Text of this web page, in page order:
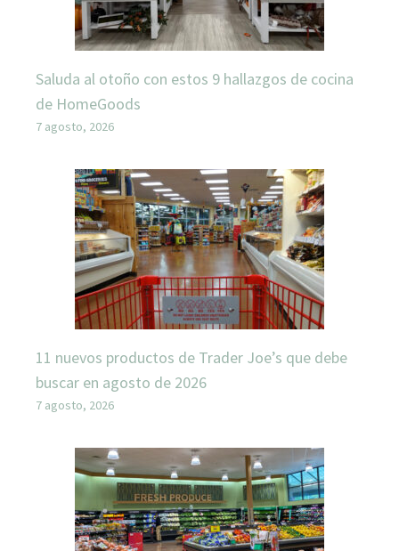
Saluda al otoño con estos 9 hallazgos de cocina
de HomeGoods
7 agosto, 2026
11 nuevos productos de Trader Joe’s que debe
buscar en agosto de 2026
7 agosto, 2026